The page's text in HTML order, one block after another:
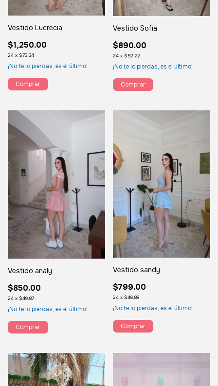
Vestido Lucrecia
$1,250.00
24 x $73.34
¡No te lo pierdas, es el último!
Comprar
Vestido Sofía
$890.00
24 x $52.22
¡No te lo pierdas, es el último!
Comprar
Vestido analy
$850.00
24 x $49.87
¡No te lo pierdas, es el último!
Comprar
Vestido sandy
$799.00
24 x $46.88
¡No te lo pierdas, es el último!
Comprar